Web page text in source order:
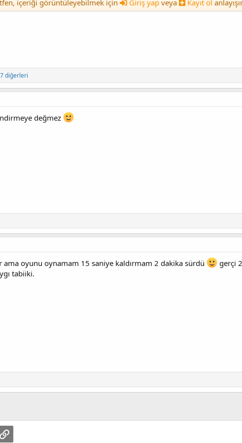
içeriği görüntüleyebilmek için Giriş yap veya Kayıt ol
diğerleri
değmez
ama oyunu oynamam 15 saniye kaldırmam 2 dakika sürdü
gerçi
tabiiki.
Link